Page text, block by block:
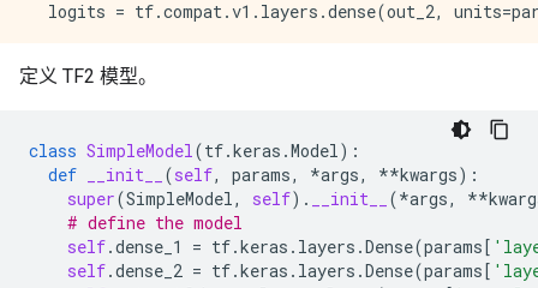
定义 TF2 模型。
class SimpleModel(tf.keras .Model):
def
__init__ (self, params, *args, **kwargs):
super(SimpleModel, self) . __init__ (*args, **
# define the model
self.dense_1 = tf.keras . layers .Dense(params[
self.dense_2 = tf.keras . layers .Dense(params[